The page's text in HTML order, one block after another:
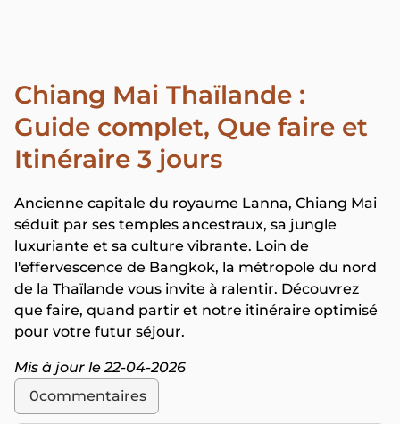
Chiang Mai Thaïlande :
Guide complet, Que faire et
Itinéraire 3 jours
Ancienne capitale du royaume Lanna, Chiang Mai
séduit par ses temples ancestraux, sa jungle
luxuriante et sa culture vibrante. Loin de
l'effervescence de Bangkok, la métropole du nord
de la Thaïlande vous invite à ralentir. Découvrez
que faire, quand partir et notre itinéraire optimisé
pour votre futur séjour.
Mis à jour le 22-04-2026
0commentaires